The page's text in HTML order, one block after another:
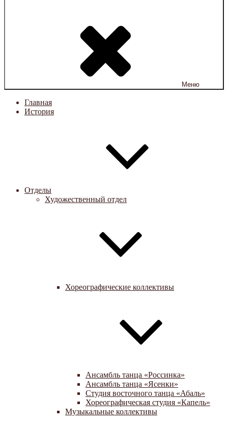
Меню
Главная
История
Отделы
Художественный отдел
Хореографические коллективы
Ансамбль танца «Россинка»
Ансамбль танца «Ясенки»
Студия восточного танца «Абаль»
Хореографическая студия «Капель»
Музыкальные коллективы